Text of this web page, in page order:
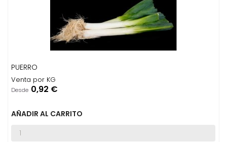
PUERRO
Venta por KG
Desde Precio
0,92 €
AÑADIR AL CARRITO